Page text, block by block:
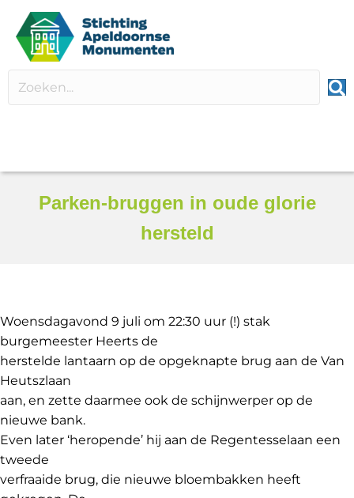
Parken-bruggen in oude glorie
hersteld
Woensdagavond 9 juli om 22:30 uur (!) stak
burgemeester Heerts de
herstelde lantaarn op de opgeknapte brug aan de Van
Heutszlaan
aan, en zette daarmee ook de schijnwerper op de
nieuwe bank.
Even later ‘heropende’ hij aan de Regentesselaan een
tweede
verfraaide brug, die nieuwe bloembakken heeft